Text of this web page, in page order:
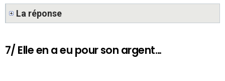
La réponse
7/ Elle en a eu pour son argent…